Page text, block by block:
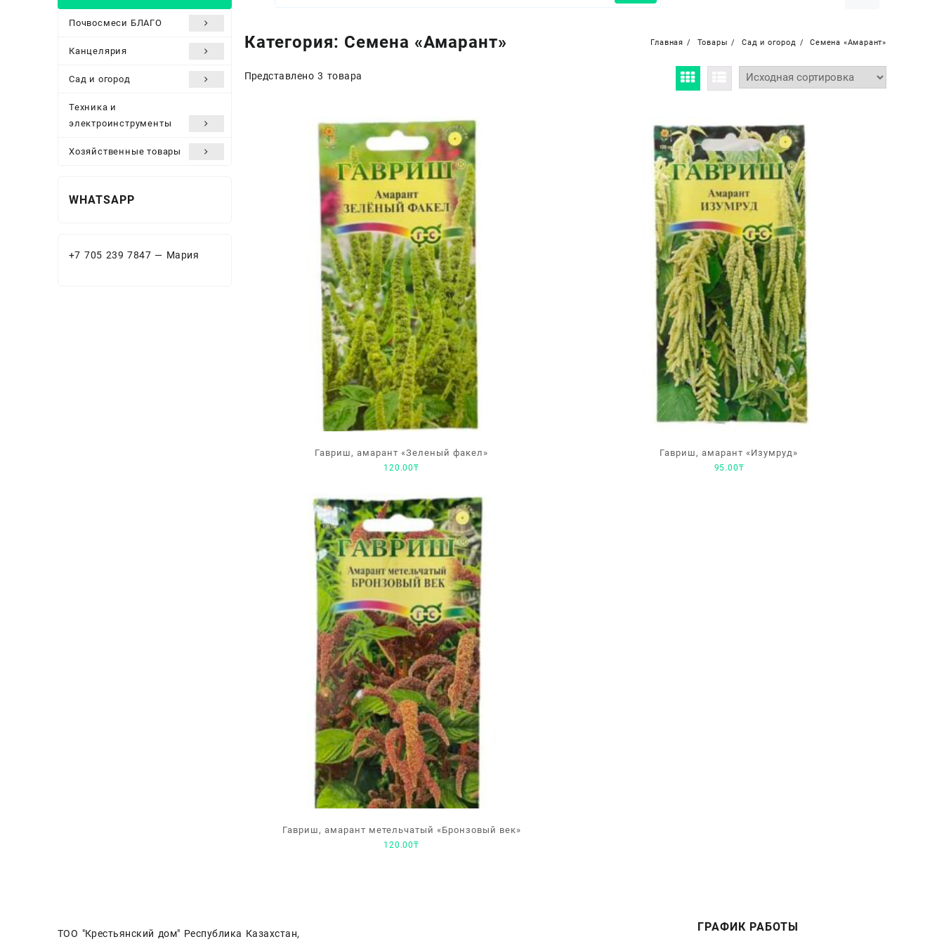
Почвосмеси БЛАГО
Канцелярия
Сад и огород
Техника и
электроинструменты
Хозяйственные товары
Категория: Семена «Амарант» Главная Товары Сад и огород Семена «Амарант»
Представлено 3 товара
Гавриш, амарант «Зеленый факел»
120.00₸
Гавриш, амарант «Изумруд»
95.00₸
Гавриш, амарант метельчатый «Бронзовый век»
120.00₸
WHATSAPP
+7 705 239 7847 — Мария
ТОО "Крестьянский дом" Республика Казахстан, ГРАФИК РАБОТЫ